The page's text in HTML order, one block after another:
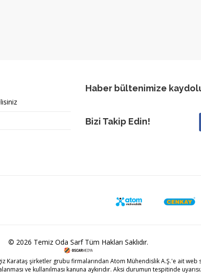
Haber bültenimize
Bizi Takip Edin!
© 2026 Temiz Oda Sarf Tüm Hakları Saklıdır.
Karataşşirketler grubu firmalarından Atom Mühendislik A.Ş.'e ait web
ve kullanılması kanuna aykırıdır. Aksi durumun tespitinde